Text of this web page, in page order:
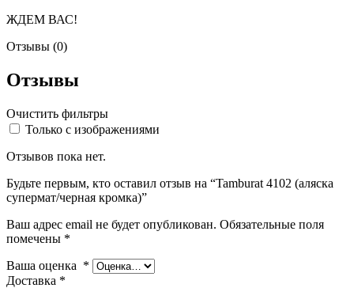
ЖДЕМ ВАС!
Отзывы (0)
Отзывы
Очистить фильтры
Только с изображениями
Отзывов пока нет.
Будьте первым, кто оставил отзыв на “Tamburat 4102 (аляска
супермат/черная кромка)”
Ваш адрес email не будет опубликован. Обязательные поля
помечены *
Ваша оценка *
Доставка *